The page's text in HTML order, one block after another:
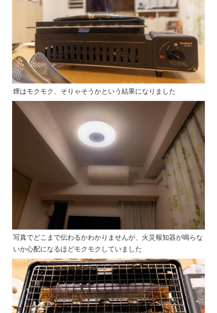
煙はモクモク、そりゃそうかという結果になりました
写真でどこまで伝わるかわかりませんが、火災報知器が鳴らな
いか心配になるほどモクモクしていました